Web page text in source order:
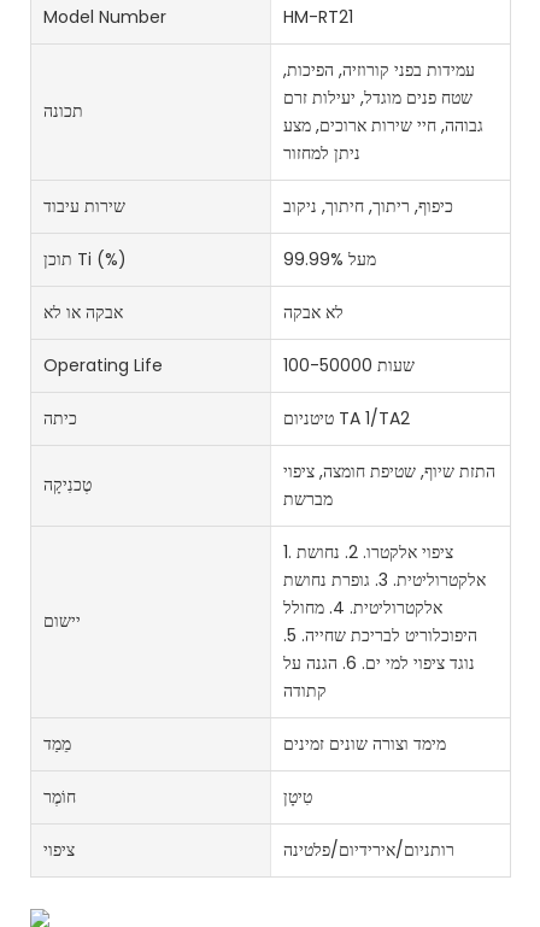
Model Number HM-RT21
תכונה
עמידות בפני קורוזיה, הפיכות,
שטח פנים מוגדל, יעילות זרם
גבוהה, חיי שירות ארוכים, מצע
ניתן למחזור
שירות עיבוד כיפוף, ריתוך, חיתוך, ניקוב
תוכן Ti (%) מעל 99.99%
אבקה או לא לא אבקה
Operating Life 100-50000 שעות
כיתה טיטניום TA 1/TA2
טֶכנִיקָה
התזת שיוף, שטיפת חומצה, ציפוי
מברשת
יישום
1. ציפוי אלקטרו. 2. נחושת
אלקטרוליטית. 3. גופרת נחושת
אלקטרוליטית. 4. מחולל
היפוכלוריט לבריכת שחייה. 5.
נוגד ציפוי למי ים. 6. הגנה על
קתודה
מֵמַד מימד וצורה שונים זמינים
חוֹמֶר טִיטָן
ציפוי רותניום/אירידיום/פלטינה